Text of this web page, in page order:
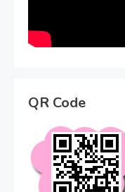
QR Code